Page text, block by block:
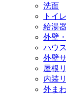
洗面
トイレ
給湯
外壁
ハウ
外壁
屋根
内装
外ま